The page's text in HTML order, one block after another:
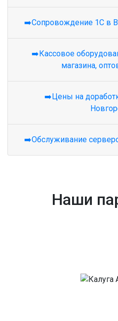
➡️Сопровождение 1С в
➡️Кассовое
магазина,
➡️Цены на
➡️Обслуживание
Наши